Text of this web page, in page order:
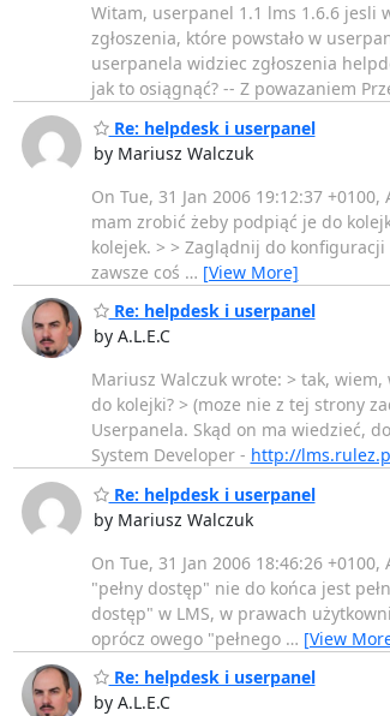
Witam, userpanel 1.1 lms 1.6.6 jesli
zgłoszenia, które powstało w
userpanela widziec zgłoszenia
jak to osiągnąć? -- Z powazaniem
Re: helpdesk i userpanel
by Mariusz Walczuk
On Tue, 31 Jan 2006 19:12:37
mam zrobić żeby podpiąć je do
kolejek. > > Zaglądnij do konfiguracji
zawsze coś … [View More]
Re: helpdesk i userpanel
by A.L.E.C
Mariusz Walczuk wrote: > tak,
do kolejki? > (moze nie z tej strony
Userpanela. Skąd on ma wiedzieć,
System Developer - http://
Re: helpdesk i userpanel
by Mariusz Walczuk
On Tue, 31 Jan 2006 18:46:26
"pełny dostęp" nie do końca jest
dostęp" w LMS, w prawach
oprócz owego "pełnego … [View
Re: helpdesk i userpanel
by A.L.E.C